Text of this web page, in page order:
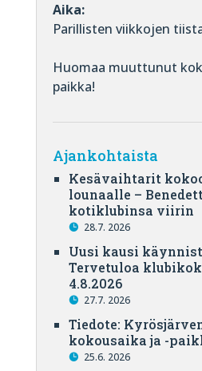
Aika:
Parillisten viikkojen
Huomaa muuttunut
paikka!
Ajankohtaista
Kesävaihtarit
lounaalle –
kotiklubinsa viirin
28.7. 2026
Uusi kausi
Tervetuloa
4.8.2026
27.7. 2026
Tiedote:
kokousaika ja -
25.6. 2026